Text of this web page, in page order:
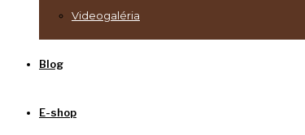
Videogaléria
Blog
E-shop